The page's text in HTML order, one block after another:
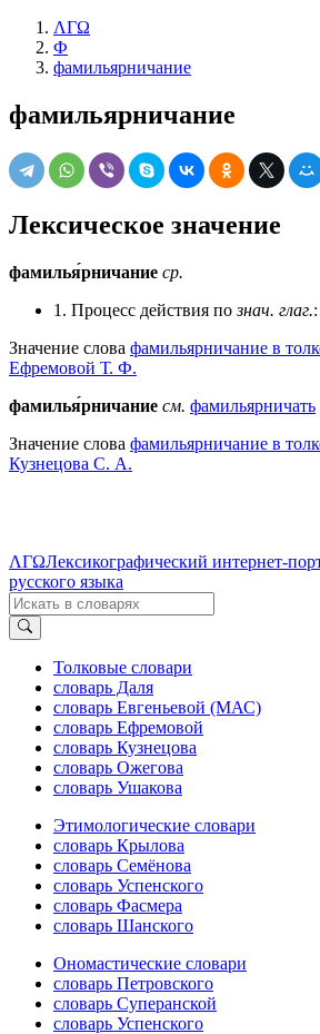
ΛΓΩ
Ф
фамильярничание
фамильярничание
Лексическое значение
фамилья́рничание ср.
1. Процесс действия познач. глаг.:
Значение слова фамильярничание в
Ефремовой Т. Ф.
фамилья́рничание см. фамильярничать
Значение слова фамильярничание в
Кузнецова С. А.
ΛΓΩЛексикографический интернет-
русского языка
Толковые словари
словарь Даля
словарь Евгеньевой (МАС)
словарь Ефремовой
словарь Кузнецова
словарь Ожегова
словарь Ушакова
Этимологические словари
словарь Крылова
словарь Семёнова
словарь Успенского
словарь Фасмера
словарь Шанского
Ономастические словари
словарь Петровского
словарь Суперанской
словарь Успенского